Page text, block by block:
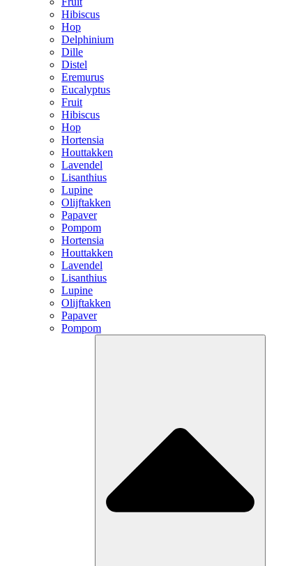
Hibiscus
Hop
Delphinium
Dille
Distel
Eremurus
Eucalyptus
Fruit
Hibiscus
Hop
Hortensia
Houttakken
Lavendel
Lisanthius
Lupine
Olijftakken
Papaver
Pompom
Hortensia
Houttakken
Lavendel
Lisanthius
Lupine
Olijftakken
Papaver
Pompom